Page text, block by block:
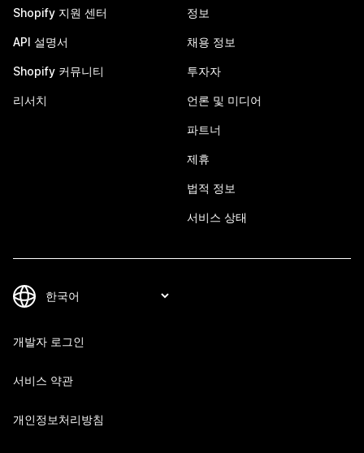
Shopify 지원 센터
API 설명서
Shopify 커뮤니티
리서치
정보
채용 정보
투자자
언론 및 미디어
파트너
제휴
법적 정보
서비스 상태
개발자 로그인
서비스 약관
개인정보처리방침